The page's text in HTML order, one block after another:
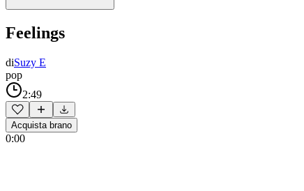
Feelings
diSuzy E
pop
2:49
Acquista brano
0:00